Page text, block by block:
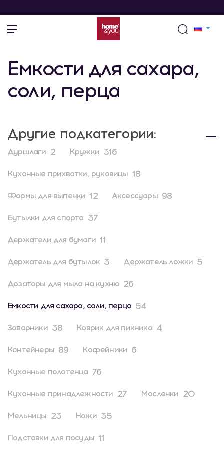
Емкости для сахара,
соли, перца
Другие подкатегории:
Дуршлаги 2 Кружки 316
Кухонные прихватки, руковицы 18
Формы для выпечки 12 Аксессуары 98
Бутылки для спорта 37
Держатели для бумаги 11
Держатель для бутылок 3 Держатель ложки 5
Дозаторы для мыла на кухню 26
Емкости для сахара, соли, перца 54
Заварники 38 Коврик для пикника 4
Контейнеры 89 Кофейники 6
Кухонные полотенца 76
Кухонные принадлежности 27 Масленки 20
Мельницы 23 Ножи 35
Подставки для посуды 11